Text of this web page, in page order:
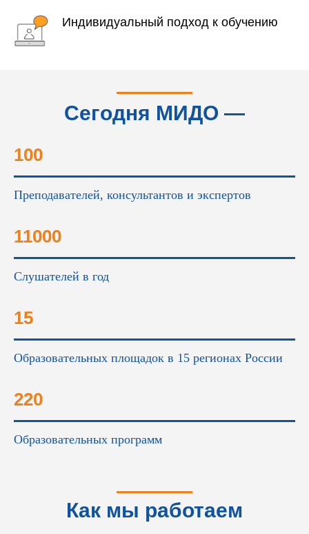
Индивидуальный подход к обучению
Сегодня МИДО —
100
Преподавателей, консультантов и экспертов
11000
Слушателей в год
15
Образовательных площадок в 15 регионах России
220
Образовательных программ
Как мы работаем